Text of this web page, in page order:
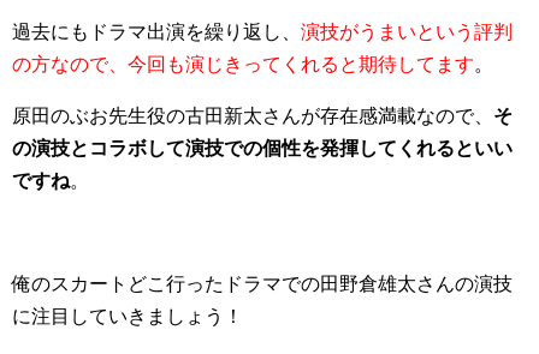
過去にもドラマ出演を繰り返し、 演技がうまいという評判
の方なので、今回も演じきってくれると期待してます。
原田のぶお先生役の古田新太さんが存在感満載なので、 そ
の演技とコラボして演技での個性を発揮してくれるといい
ですね。
俺のスカートどこ行ったドラマでの田野倉雄太さんの演技
に注目していきましょう！